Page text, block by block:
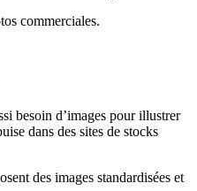
commerciales.
besoin d’images pour illustrer
dans des sites de stocks
des images standardisées et